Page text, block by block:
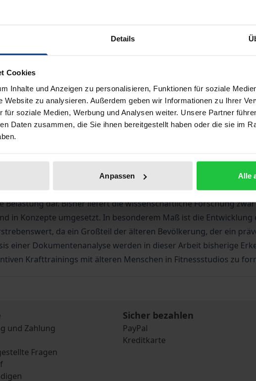
Details
Cookies
Inhalte und Anzeigen zu personalisieren, Funktionen für soziale
Website zu analysieren. Außerdem geben wir Informationen zu Ihrer
für soziale Medien, Werbung und Analysen weiter. Unsere Partner
Daten zusammen, die Sie ihnen bereitgestellt haben oder die sie im
Anpassen Alle
Preisangaben inkl. MwSt. Abhängig von der Lieferadresse kann die
In den Warenkorb
Hinweise zu Versandkosten
Bibliografische Angaben
welche Erkrankungen und Beeinträchtigungen selbst in
beziehungsweise positiv beeinflusst werden können.
Erkrankungen und Beeinträchtigungen leiden und aus
dar. Bisher liefert die wissenschaftliche Forschung
in Konzepte umgesetzt. In besonderem Maß ist die Entwicklung
da ein Großteil der älteren Bevölkerung, der ein
einer Dokumentenanalyse werden in dieser Arbeit bisherige
Krafttrainings mit älteren Menschen in Fitnessstudios zu
und Zahlung
Fragen
Sicher bezahlen
PayPal
Kreditkarte